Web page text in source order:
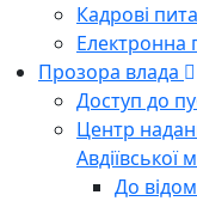
Кадрові
Електронна
Прозора влада
Доступ до
Центр
Авдіївської
До